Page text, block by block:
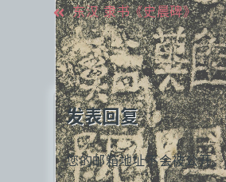
文
章
导
航
东汉 隶书《史晨碑》
发表回复
您的邮箱地址不会被公开。